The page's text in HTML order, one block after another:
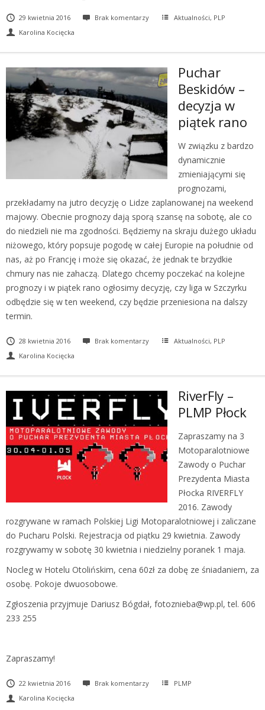
29 kwietnia 2016 Brak komentarzy Aktualności, PLP
Karolina Kocięcka
Puchar
Beskidów –
decyzja w
piątek rano
W związku z bardzo
dynamicznie
zmieniającymi się
prognozami,
przekładamy na jutro decyzję o Lidze zaplanowanej na weekend
majowy. Obecnie prognozy dają sporą szansę na sobotę, ale co
do niedzieli nie ma zgodności. Będziemy na skraju dużego układu
niżowego, który popsuje pogodę w całej Europie na południe od
nas, aż po Francję i może się okazać, że jednak te brzydkie
chmury nas nie zahaczą. Dlatego chcemy poczekać na kolejne
prognozy i w piątek rano ogłosimy decyzję, czy liga w Szczyrku
odbędzie się w ten weekend, czy będzie przeniesiona na dalszy
termin.
28 kwietnia 2016 Brak komentarzy Aktualności, PLP
Karolina Kocięcka
RiverFly –
PLMP Płock
Zapraszamy na 3
Motoparalotniowe
Zawody o Puchar
Prezydenta Miasta
Płocka RIVERFLY
2016. Zawody
rozgrywane w ramach Polskiej Ligi Motoparalotniowej i zaliczane
do Pucharu Polski. Rejestracja od piątku 29 kwietnia. Zawody
rozgrywamy w sobotę 30 kwietnia i niedzielny poranek 1 maja.
Nocleg w Hotelu Otolińskim, cena 60zł za dobę ze śniadaniem, za
osobę. Pokoje dwuosobowe.
Zgłoszenia przyjmuje Dariusz Bógdał, fotoznieba@wp.pl, tel. 606
233 255
Zapraszamy!
22 kwietnia 2016 Brak komentarzy
PLMP
Karolina Kocięcka